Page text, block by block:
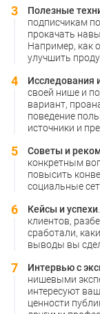
Полезные
подписчикам
прокачать
Например, как
улучшить
Исследования
своей нише и
вариант,
поведение
источники и
Советы и
конкретным
повысить
социальные
Кейсы и успехи
клиентов,
сработали,
выводы вы
Интервью с
нишевыми
интересуют
ценности